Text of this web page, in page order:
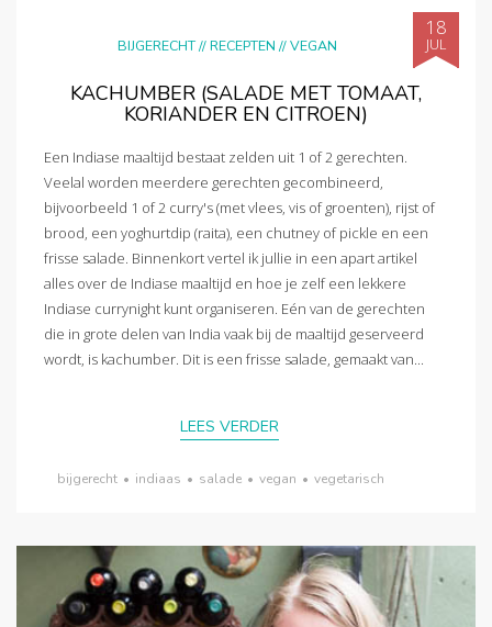
BIJGERECHT//RECEPTEN //VEGAN
18
JUL
KACHUMBER (SALADE MET TOMAAT,
KORIANDER EN CITROEN)
Een Indiase maaltijd bestaat zelden uit 1 of 2 gerechten.
Veelal worden meerdere gerechten gecombineerd,
bijvoorbeeld 1 of 2 curry's (met vlees, vis of groenten), rijst of
brood, een yoghurtdip (raita), een chutney of pickle en een
frisse salade. Binnenkort vertel ik jullie in een apart artikel
alles over de Indiase maaltijd en hoe je zelf een lekkere
Indiase currynight kunt organiseren. Eén van de gerechten
die in grote delen van India vaak bij de maaltijd geserveerd
wordt, is kachumber. Dit is een frisse salade, gemaakt van...
LEES VERDER
bijgerecht • indiaas • salade • vegan • vegetarisch